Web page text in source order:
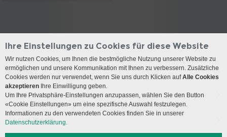
Kontakt
Anreise
Social Media
Ihre Einstellungen zu Cookies für diese Website
Wir nutzen Cookies, um Ihnen die bestmögliche Nutzung unserer Website zu
ermöglichen und unsere Kommunikation mit Ihnen zu verbessern. Zusätzliche
Cookies werden nur verwendet, wenn Sie uns durch Klicken aufAlle Cookies
akzeptieren Ihre Einwilligung geben.
Um Ihre Privatsphäre-Einstellungen anzupassen, wählen Sie den Button
«Cookie Einstellungen» um eine spezifische Auswahl festzulegen.
Informationen zu den verwendeten Cookies finden Sie in unserer
Datenschutzerklärung.